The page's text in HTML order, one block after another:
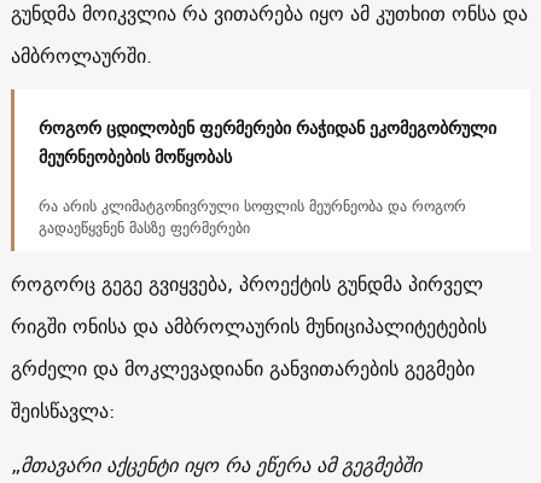
გუნდმა მოიკვლია რა ვითარება იყო ამ კუთხით ონსა და
ამბროლაურში.
როგორ ცდილობენ ფერმერები რაჭიდან ეკომეგობრული
მეურნეობების მოწყობას
რა არის კლიმატგონივრული სოფლის მეურნეობა და როგორ
გადაეწყვნენ მასზე ფერმერები
როგორც გეგე გვიყვება, პროექტის გუნდმა პირველ
რიგში ონისა და ამბროლაურის მუნიციპალიტეტების
გრძელი და მოკლევადიანი განვითარების გეგმები
შეისწავლა:
„მთავარი აქცენტი იყო რა ეწერა ამ გეგმებში